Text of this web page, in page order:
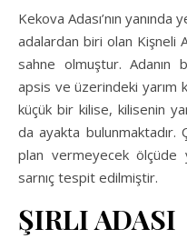
Kekova Adası’nın
adalardan biri olan Kişneli
sahne olmuştur. Adanın
apsis ve üzerindeki yarım
küçük bir kilise, kilisenin
da ayakta bulunmaktadır.
plan vermeyecek ölçüde
sarnıç tespit edilmiştir.
ŞIRLI ADASI